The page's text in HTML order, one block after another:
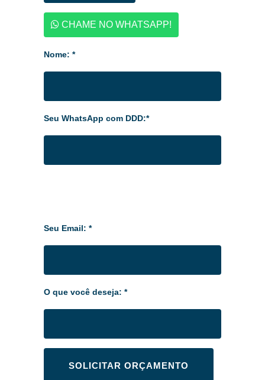
CHAME NO WHATSAPP!
Nome: *
Seu WhatsApp com DDD:*
Seu Email: *
O que você deseja: *